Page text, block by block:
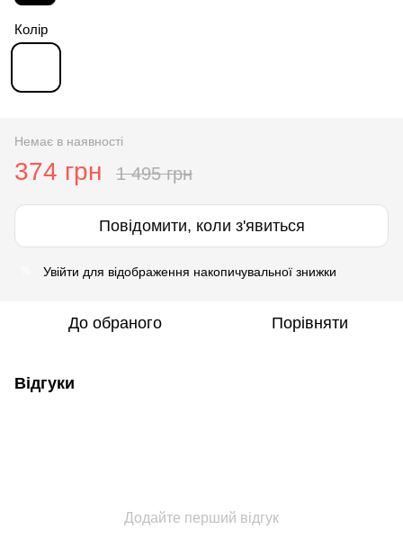
Колір
Немає в наявності
374 грн 1 495 грн
Повідомити, коли з'явиться
Увійти для відображення накопичувальної знижки
До обраного Порівняти
Відгуки
Додайте перший відгук